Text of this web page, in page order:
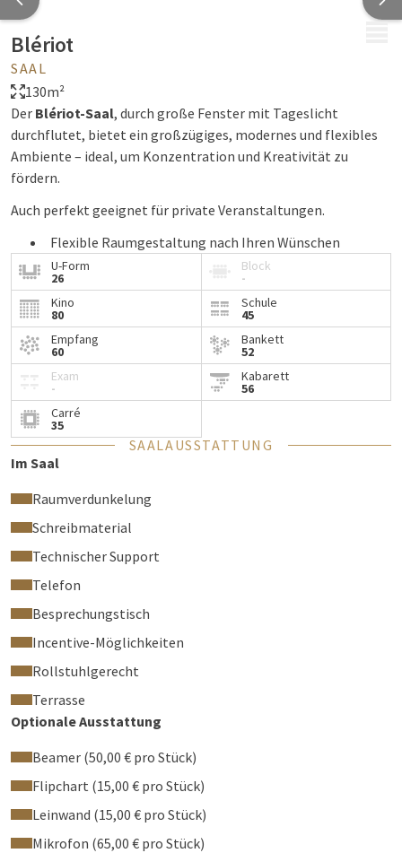
Blériot
SAAL
130m²
Der Blériot-Saal, durch große Fenster mit Tageslicht
durchflutet, bietet ein großzügiges, modernes und flexibles
Ambiente – ideal, um Konzentration und Kreativität zu
fördern.
Auch perfekt geeignet für private Veranstaltungen.
Flexible Raumgestaltung nach Ihren Wünschen
(Workshop, Theaterbestuhlung, U-Form,
Klassenzimmer...)
Viel Tageslicht und ein weiter Ausblick
Private Bar für Kaffeepausen, Mittagessen oder
Empfänge
Verfügbare Ausstattung: WLAN, Beamer, Flipchart,
Soundsystem
Fläche:130 m²
Raum befindet sich im ersten Obergeschoss
U-Form
26
Block
-
Kino
80
Schule
45
Empfang
60
Bankett
52
Exam
-
Kabarett
56
Carré
35
SAALAUSSTATTUNG
Im Saal
Raumverdunkelung
Schreibmaterial
Technischer Support
Telefon
Besprechungstisch
Incentive-Möglichkeiten
Rollstuhlgerecht
Terrasse
Optionale Ausstattung
Beamer (50,00 € pro Stück)
Flipchart (15,00 € pro Stück)
Leinwand (15,00 € pro Stück)
Mikrofon (65,00 € pro Stück)